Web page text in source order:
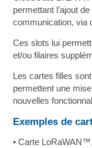
permettant l’ajout
communication, via
Ces slots lui
et/ou filaires
Les cartes filles
permettent une
nouvelles
Exemples de
• Carte LoRaWAN™,